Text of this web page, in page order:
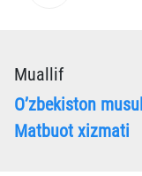
Muallif
Oʼzbekiston
Matbuot xizmati